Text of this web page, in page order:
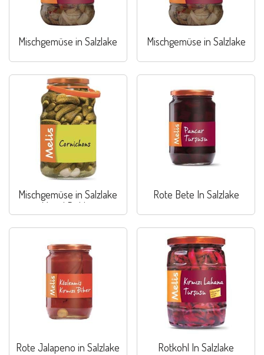
Mischgemüse in Salzlake Mischgemüse in Salzlake
Mischgemüse in Salzlake
Mixed Pickles
Rote Bete In Salzlake
Rote Jalapeno in Salzlake Rotkohl In Salzlake